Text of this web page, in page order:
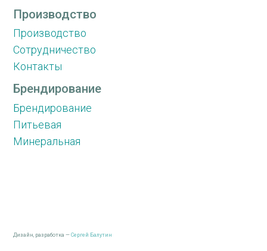
Производство
Производство
Сотрудничество
Контакты
Брендирование
Брендирование
Питьевая
Минеральная
Дизайн, разработка —Сергей Балутин